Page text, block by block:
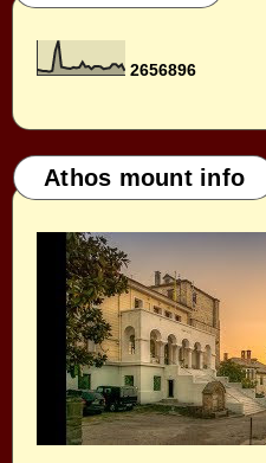
2656896
Athos mount info